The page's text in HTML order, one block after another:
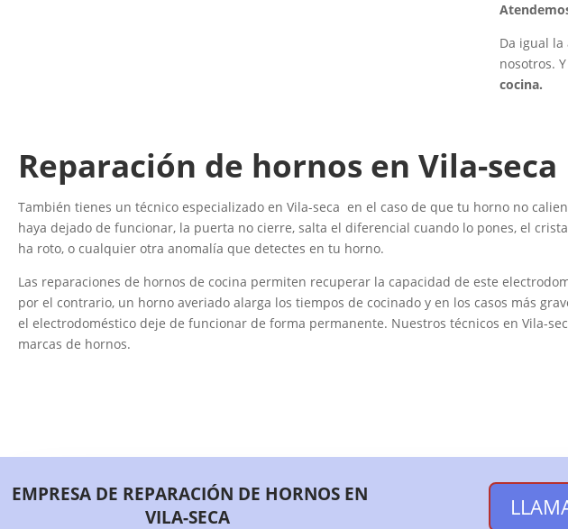
Da igual
nosotros.
cocina.
Reparación de hornos en Vila-seca
También tienes un técnico especializado en Vila-seca en el caso de que tu horno no
haya dejado de funcionar, la puerta no cierre, salta el diferencial cuando lo pones, el
ha roto, o cualquier otra anomalía que detectes en tu horno.
Las reparaciones de hornos de cocina permiten recuperar la capacidad de este
por el contrario, un horno averiado alarga los tiempos de cocinado y en los casos más
el electrodoméstico deje de funcionar de forma permanente. Nuestros técnicos en Vila-
marcas de hornos.
EMPRESA DE REPARACIÓN DE HORNOS EN
VILA-SECA